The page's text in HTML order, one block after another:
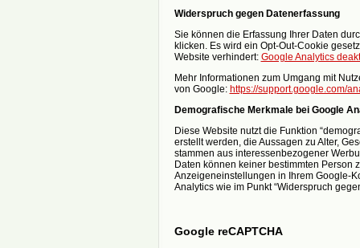
Widerspruch gegen Datenerfassung
Sie können die Erfassung Ihrer Daten
klicken. Es wird ein Opt-Out-Cookie
Website verhindert: Google Analytics
Mehr Informationen zum Umgang mit
von Google: https://support.google.com/
Demografische Merkmale bei Google
Diese Website nutzt die Funktion
erstellt werden, die Aussagen zu Alter,
stammen aus interessenbezogener
Daten können keiner bestimmten Person
Anzeigeneinstellungen in Ihrem Google-
Analytics wie im Punkt “Widerspruch
Google reCAPTCHA